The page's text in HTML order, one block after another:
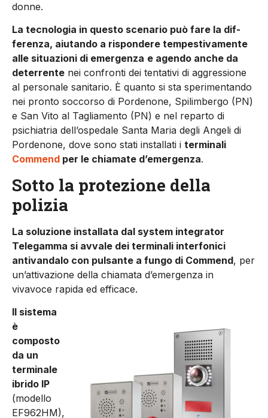
donne.
La tecnologia in questo scenario può fare la dif­
ferenza, aiutando a rispondere tempestivamente
alle situazioni di emergenza e agendo anche da
deterrente nei confronti dei tentativi di aggres­sione
al personale sanitario. È quanto si sta spe­rimentando
nei pronto soccorso di Pordenone, Spilimbergo (PN)
e San Vito al Tagliamento (PN) e nel reparto di
psichiatria dell’ospedale Santa Maria degli Angeli di
Pordenone, dove sono stati installati i terminali
Commend per le chiamate d’emergenza.
Sotto la protezione della
polizia
La soluzione installata dal system integrator
Telegamma si avvale dei terminali interfonici
antivandalo con pulsante a fungo di Commend, per
un’attivazione della chiamata d’emergenza in
vivavoce rapida ed efficace.
Il sistema
è
composto
da un
terminale
ibrido IP
(modello
EF962HM),